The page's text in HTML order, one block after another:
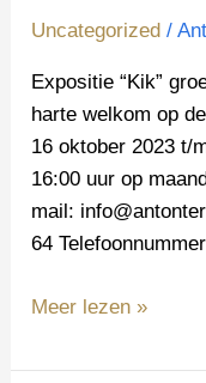
Uncategorized /
Expositie “Kik”
harte welkom op
16 oktober 2023 t/
16:00 uur op
mail:
64
Meer lezen »